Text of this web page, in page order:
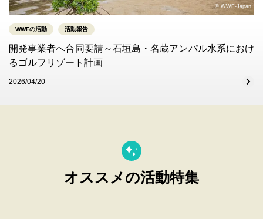
© WWF-Japan
WWFの活動 活動報告
開発事業者へ合同要請～石垣島・名蔵アンパル水系におけ
るゴルフリゾート計画
2026/04/20
オススメの活動特集